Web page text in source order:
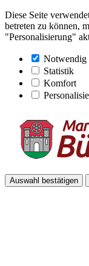
Diese Seite
betreten zu können,
"Personalisierung"
Notwendig
Statistik
Komfort
Auswahl bestätigen